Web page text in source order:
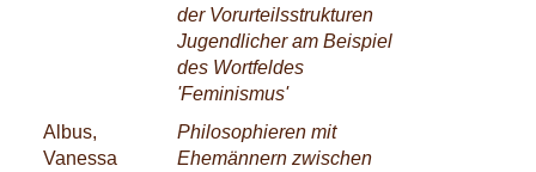
der Vorurteilsstrukturen
Jugendlicher am Beispiel
des Wortfeldes
'Feminismus'
Albus,
Vanessa
Philosophieren mit
Ehemännern zwischen